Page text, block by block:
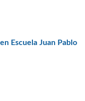
Escuela Juan Pablo